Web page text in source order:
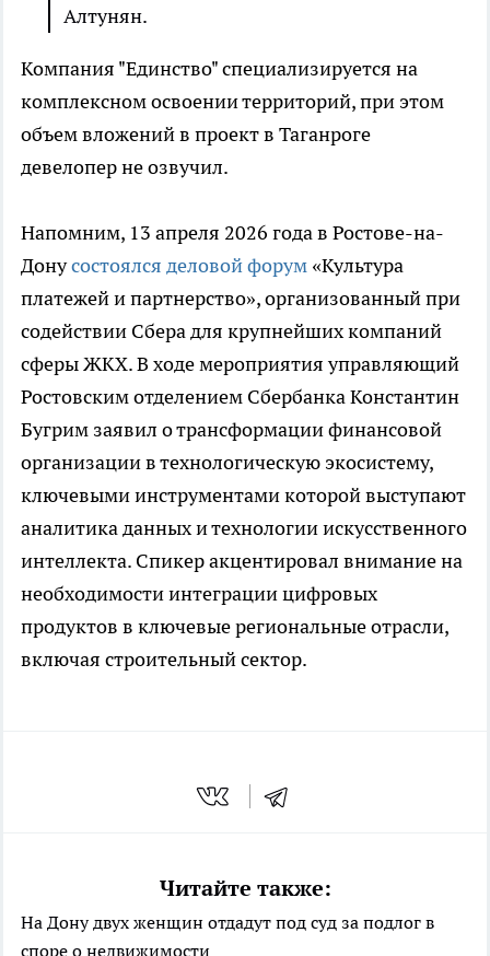
Алтунян.
Компания "Единство" специализируется на
комплексном освоении территорий, при этом
объем вложений в проект в Таганроге
девелопер не озвучил.
Напомним, 13 апреля 2026 года в Ростове-на-
Донусостоялся деловой форум «Культура
платежей и партнерство», организованный при
содействии Сбера для крупнейших компаний
сферы ЖКХ. В ходе мероприятия управляющий
Ростовским отделением Сбербанка Константин
Бугрим заявил о трансформации финансовой
организации в технологическую экосистему,
ключевыми инструментами которой выступают
аналитика данных и технологии искусственного
интеллекта. Спикер акцентировал внимание на
необходимости интеграции цифровых
продуктов в ключевые региональные отрасли,
включая строительный сектор.
Читайте также:
На Дону двух женщин отдадут под суд за подлог в
споре о недвижимости